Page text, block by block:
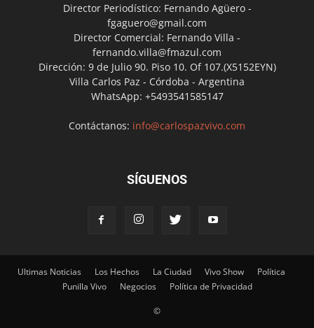
Director Periodístico: Fernando Agüero -
fgaguero@gmail.com
Director Comercial: Fernando Villa -
fernando.villa@fmazul.com
Dirección: 9 de Julio 90. Piso 10. Of 107.(X5152EYN)
Villa Carlos Paz - Córdoba - Argentina
WhatsApp: +5493541585147
Contáctanos: info@carlospazvivo.com
SÍGUENOS
Ultimas Noticias Los Hechos La Ciudad Vivo Show
Política
Punilla Vivo
Negocios Política de Privacidad
©